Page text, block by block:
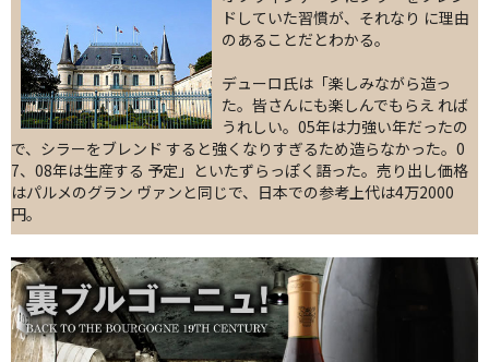
ドしていた習慣が、それなり に理由
のあることだとわかる。
デューロ氏は「楽しみながら造っ
た。皆さんにも楽しんでもらえ れば
うれしい。05年は力強い年だったの
で、シラーをブレンド すると強くなりすぎるため造らなかった。0
7、08年は生産する 予定」といたずらっぽく語った。売り出し価格
はパルメのグラン ヴァンと同じで、日本での参考上代は4万2000
円。